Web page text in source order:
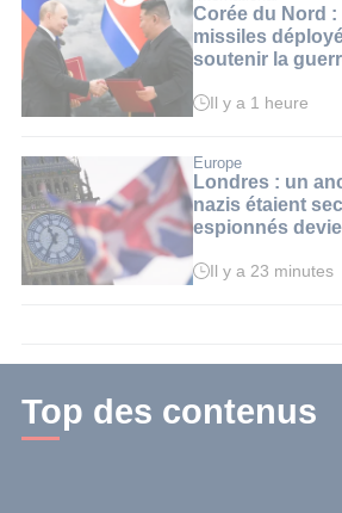
2
min.
Corée du Nord
missiles
soutenir la
Temps
:
2
min.
Il y a 1 heure
Europe
Londres : un
nazis étaient
espionnés
Temps
min.
Il y a 23 minutes
Top des contenus